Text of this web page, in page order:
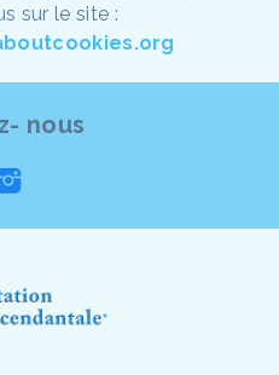
sur le site :
nous